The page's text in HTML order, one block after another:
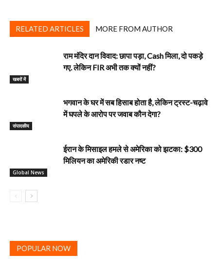
RELATED ARTICLES MORE FROM AUTHOR
खबरों में
राम मंदिर दान विवाद: छापा पड़ा, Cash मिला, दो पकड़े
गए. लेकिन FIR अभी तक क्यों नहीं?
‎संपादकीय
भगवान के घर में सब हिसाब होता है, लेकिन ट्रस्ट-चढ़ावे
में घपले के आरोप पर जवाब कौन देगा?
Global News
ईरान के मिसाइल हमले से अमेरिका को झटका: $300
मिलियन का अमेरिकी रडार नष्ट
POPULAR NOW